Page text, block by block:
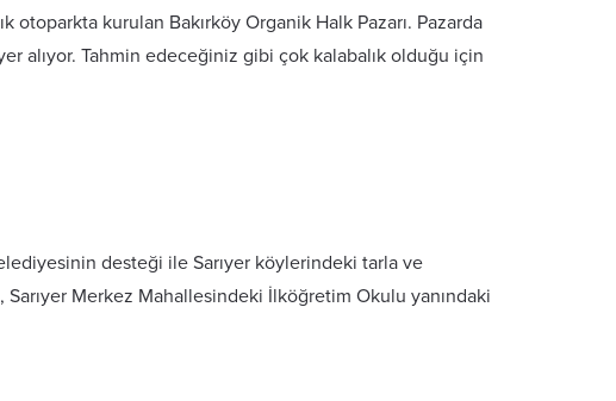
kurulan Bakırköy Organik Halk Pazarı. Pazarda
alıyor. Tahmin edeceğiniz gibi çok kalabalık olduğu için
desteği ile Sarıyer köylerindeki tarla ve
Merkez Mahallesindeki İlköğretim Okulu yanındaki